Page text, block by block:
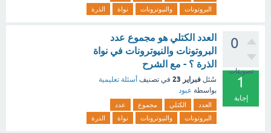
البروتونات
والنيوترونات نواة الذرة
0
تصويتات
1
إجابة
العدد الكتلي هو مجموع عدد
البروتونات والنيوترونات في نواة
الذرة ؟ - مع الشرح
سُئل فبراير 23 في تصنيف أسئلة تعليمية
بواسطة عبود
العدد الكتلي مجموع
عدد
البروتونات
والنيوترونات نواة الذرة